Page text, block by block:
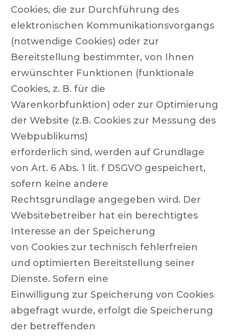
Cookies, die zur Durchführung des
elektronischen Kommunikationsvorgangs
(notwendige Cookies) oder zur
Bereitstellung bestimmter, von Ihnen
erwünschter Funktionen (funktionale
Cookies, z. B. für die
Warenkorbfunktion) oder zur Optimierung
der Website (z.B. Cookies zur Messung des
Webpublikums)
erforderlich sind, werden auf Grundlage
von Art. 6 Abs. 1 lit. f DSGVO gespeichert,
sofern keine andere
Rechtsgrundlage angegeben wird. Der
Websitebetreiber hat ein berechtigtes
Interesse an der Speicherung
von Cookies zur technisch fehlerfreien
und optimierten Bereitstellung seiner
Dienste. Sofern eine
Einwilligung zur Speicherung von Cookies
abgefragt wurde, erfolgt die Speicherung
der betreffenden